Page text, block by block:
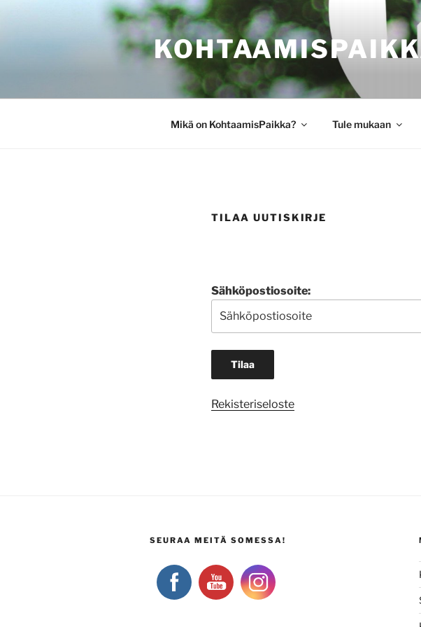
Mikä on KohtaamisPaikka? Tule mukaan
TILAA UUTISKIRJE
Sähköpostiosoite:
Rekisteriseloste
SEURAA MEITÄ SOMESSA!